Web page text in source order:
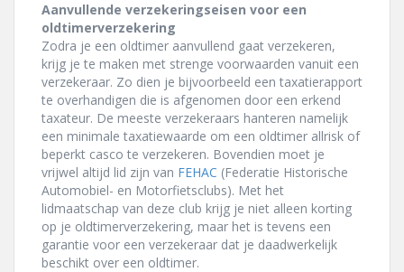
Aanvullende verzekeringseisen voor een
oldtimerverzekering
Zodra je een oldtimer aanvullend gaat verzekeren,
krijg je te maken met strenge voorwaarden vanuit een
verzekeraar. Zo dien je bijvoorbeeld een taxatierapport
te overhandigen die is afgenomen door een erkend
taxateur. De meeste verzekeraars hanteren namelijk
een minimale taxatiewaarde om een oldtimer allrisk of
beperkt casco te verzekeren. Bovendien moet je
vrijwel altijd lid zijn van FEHAC (Federatie Historische
Automobiel- en Motorfietsclubs). Met het
lidmaatschap van deze club krijg je niet alleen korting
op je oldtimerverzekering, maar het is tevens een
garantie voor een verzekeraar dat je daadwerkelijk
beschikt over een oldtimer.